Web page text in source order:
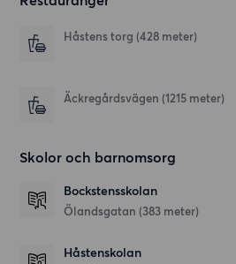
Håstens torg (428 meter)
Äckregårdsvägen (1215 meter)
Skolor och barnomsorg
Bockstensskolan
Ölandsgatan (383 meter)
Håstenskolan